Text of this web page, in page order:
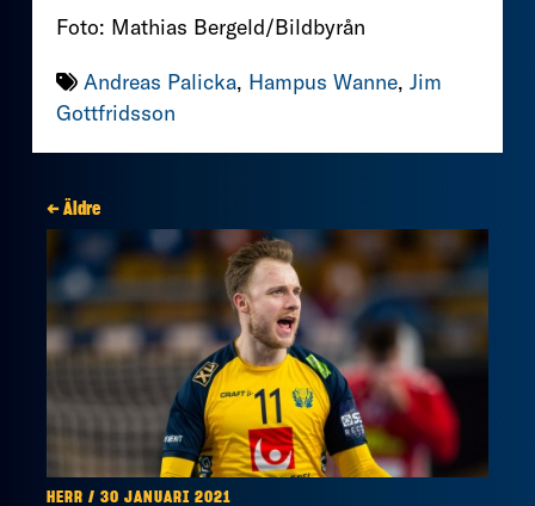
Foto: Mathias Bergeld/Bildbyrån
Andreas Palicka, Hampus Wanne, Jim
Gottfridsson
← Äldre
HERR / 30 JANUARI 2021